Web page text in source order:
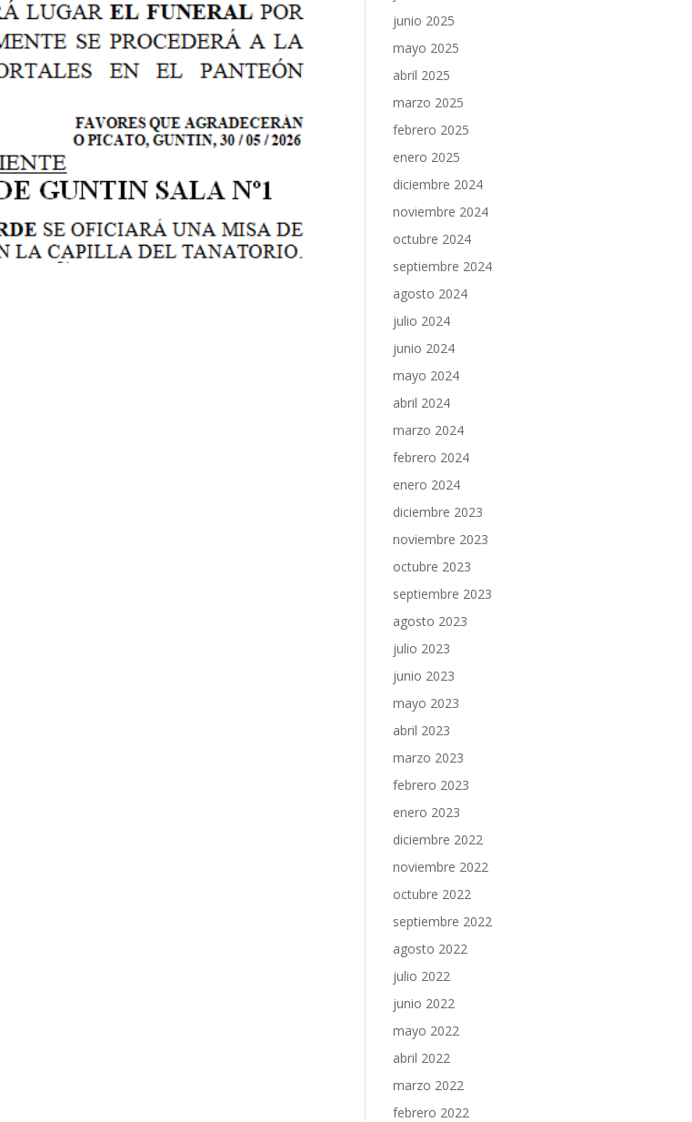
junio 2025
mayo 2025
abril 2025
marzo 2025
febrero 2025
enero 2025
diciembre 2024
noviembre 2024
octubre 2024
septiembre 2024
agosto 2024
julio 2024
junio 2024
mayo 2024
abril 2024
marzo 2024
febrero 2024
enero 2024
diciembre 2023
noviembre 2023
octubre 2023
septiembre 2023
agosto 2023
julio 2023
junio 2023
mayo 2023
abril 2023
marzo 2023
febrero 2023
enero 2023
diciembre 2022
noviembre 2022
octubre 2022
septiembre 2022
agosto 2022
julio 2022
junio 2022
mayo 2022
abril 2022
marzo 2022
febrero 2022